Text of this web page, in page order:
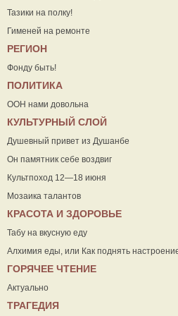
Тазики на полку!
Гименей на ремонте
РЕГИОН
Фонду быть!
ПОЛИТИКА
ООН нами довольна
КУЛЬТУРНЫЙ СЛОЙ
Душевный привет из Душанбе
Он памятник себе воздвиг
Культпоход 12—18 июня
Мозаика талантов
КРАСОТА И ЗДОРОВЬЕ
Табу на вкусную еду
Алхимия еды, или Как поднять
ГОРЯЧЕЕ ЧТЕНИЕ
Актуально
ТРАГЕДИЯ